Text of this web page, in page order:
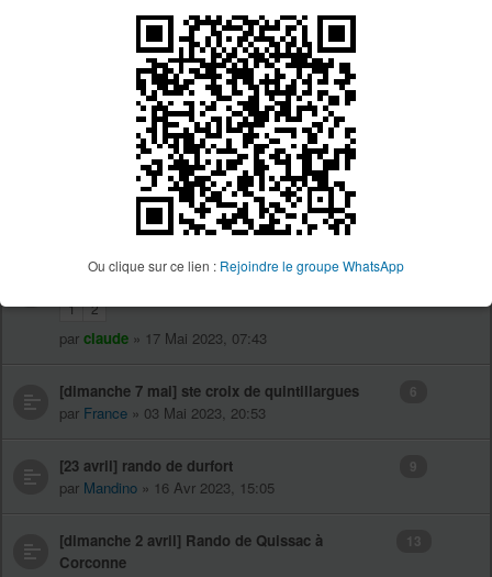
Ou clique sur ce lien : Rejoindre le groupe WhatsApp
[Samedi 8-Dimanche9 Juillet] Courses vélo
scratchair8» 04 Juil 2023, 14:00
[Dimanche 9 Juillet 2023] Rando vtt Vezins de
» 30 Juin 2023, 20:48
[dimanche 11 juin ´23] trace du sanglier a palaja
» 09 Juin 2023, 15:35
[dimanche 28 mai ´23] raid de l’Avy Grabels
1 2
par claude » 17 Mai 2023, 07:43
[dimanche 7 mai] ste croix de quintillargues
par France » 03 Mai 2023, 20:53
6
[23 avril] rando de durfort
par Mandino » 16 Avr 2023, 15:05
9
[dimanche 2 avril] Rando de Quissac à
Corconne
13